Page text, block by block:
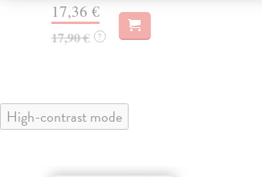
17,36 €
17,90 € ?
High-contrast mode